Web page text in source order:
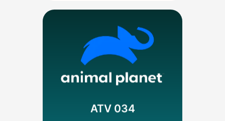
ATV 034
SEÑAL SD
Documental
Codificado
MÁS INFO